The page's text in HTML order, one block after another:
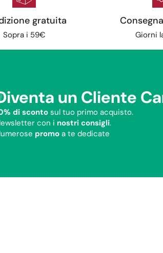
gratuita
Sopra i 59€ Giorni
un Cliente
di sconto sul tuo primo acquisto.
con i nostri consigli.
promoa te dedicate